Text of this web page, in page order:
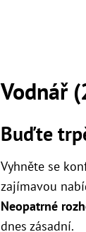
Vodnář
Buďte
Vyhněte se
zajímavou
Neopatrné
dnes zásadní.